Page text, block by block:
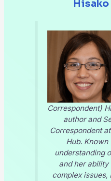
Correspondent)
author and
Correspondent at
Hub. Known
understanding
and her ability
complex issues,